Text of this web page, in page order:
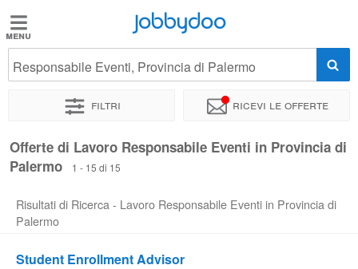
Jobbydoo
Offerte
Stipendi
Elenco
Jobbydoo
Responsabile Eventi, Provincia di Palermo
Filtri Ricevi le offerte
Offerte di Lavoro Responsabile Eventi in Provincia di
Palermo
1 - 15 di 15
Risultati di Ricerca - Lavoro Responsabile Eventi in Provincia di
Palermo
Student Enrollment Advisor